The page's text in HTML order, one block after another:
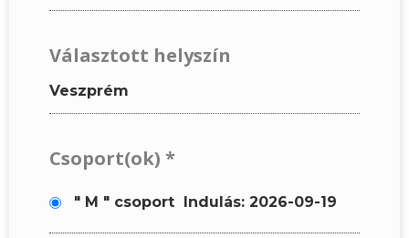
Választott helyszín
Veszprém
Csoport(ok) *
" M " csoport Indulás: 2026-09-19